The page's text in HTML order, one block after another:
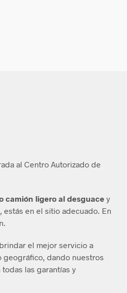
al Centro Autorizado de
camión ligero al desguace y
en el sitio adecuado. En
el mejor servicio a
geográfico, dando nuestros
las garantías y